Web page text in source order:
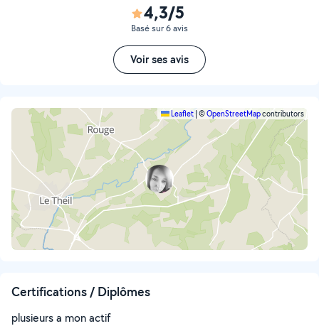
4,3/5
Basé sur 6 avis
Voir ses avis
Leaflet ©OpenStreetMapcontributors
Certifications / Diplômes
plusieurs a mon actif